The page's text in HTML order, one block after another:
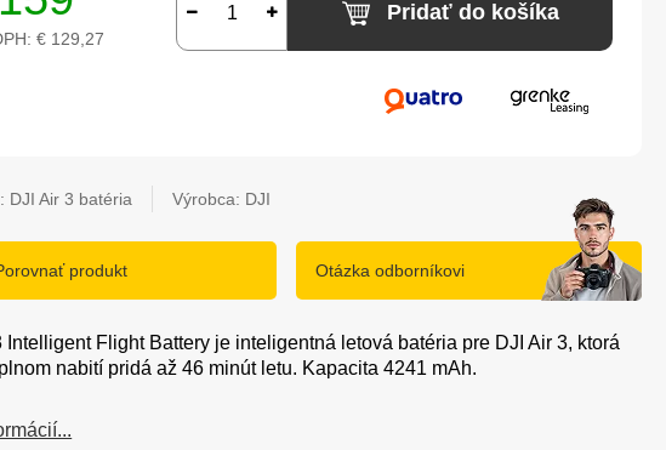
€ 129,27
Pridať do košíka
DJI Air 3 batéria Výrobca: DJI
produkt Otázka odborníkovi
Intelligent Flight Battery je inteligentná letová batéria pre DJI Air 3, ktorá
nabití pridá až 46 minút letu. Kapacita 4241 mAh.